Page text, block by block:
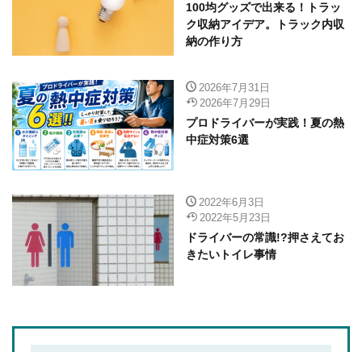
100均グッズで出来る！トラッ
ク収納アイデア。トラック内収
納の作り方
2026年7月31日
2026年7月29日
プロドライバーが実践！夏の熱
中症対策6選
2022年6月3日
2022年5月23日
ドライバーの常識!?押さえてお
きたいトイレ事情